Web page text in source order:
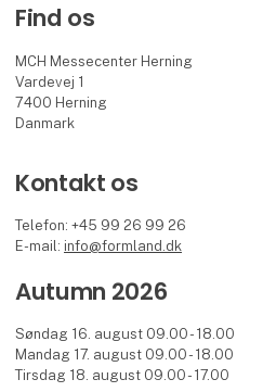
Find os
MCH Messecenter Herning
Vardevej 1
7400 Herning
Danmark
Kontakt os
Telefon: +45 99 26 99 26
E-mail: info@formland.dk
Autumn 2026
Søndag 16. august 09.00 - 18.00
Mandag 17. august 09.00 - 18.00
Tirsdag 18. august 09.00 - 17.00